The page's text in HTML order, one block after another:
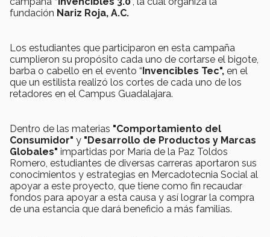
fundación Nariz Roja, A.C.
Los estudiantes que participaron en esta campaña
cumplieron su propósito cada uno de cortarse el bigote,
barba o cabello en el evento “Invencibles Tec", en el
que un estilista realizó los cortes de cada uno de los
retadores en el Campus Guadalajara.
Dentro de las materias "Comportamiento del
Consumidor" y "Desarrollo de Productos y Marcas
Globales" impartidas por María de la Paz Toldos
Romero, estudiantes de diversas carreras aportaron sus
conocimientos y estrategias en Mercadotecnia Social al
apoyar a este proyecto, que tiene como fin recaudar
fondos para apoyar a esta causa y así lograr la compra
de una estancia que dará beneficio a más familias.